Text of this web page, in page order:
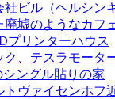
ビル（ヘルシンキ
廃墟のようなカフ
リンターハウス
、テスラモータ
シングル貼りの家
トヴァイセンホフ